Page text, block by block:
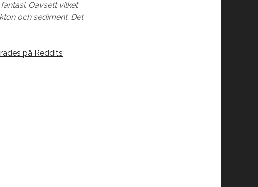
Oavsett vilket
och sediment. Det
på Reddits